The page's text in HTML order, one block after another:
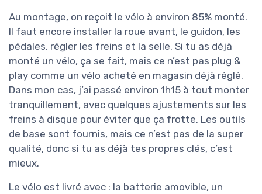
Au montage, on reçoit le vélo à environ 85% monté.
Il faut encore installer la roue avant, le guidon, les
pédales, régler les freins et la selle. Si tu as déjà
monté un vélo, ça se fait, mais ce n’est pas plug &
play comme un vélo acheté en magasin déjà réglé.
Dans mon cas, j’ai passé environ 1h15 à tout monter
tranquillement, avec quelques ajustements sur les
freins à disque pour éviter que ça frotte. Les outils
de base sont fournis, mais ce n’est pas de la super
qualité, donc si tu as déjà tes propres clés, c’est
mieux.
Le vélo est livré avec : la batterie amovible, un